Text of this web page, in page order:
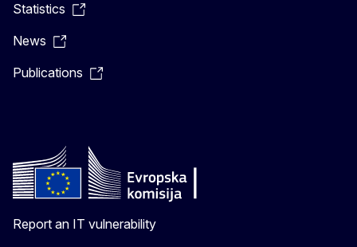
Statistics
News
Publications
Report an IT vulnerability